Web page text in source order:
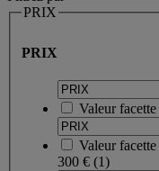
PRIX
PRIX
Valeur facette
Valeur facette
300 € (1)